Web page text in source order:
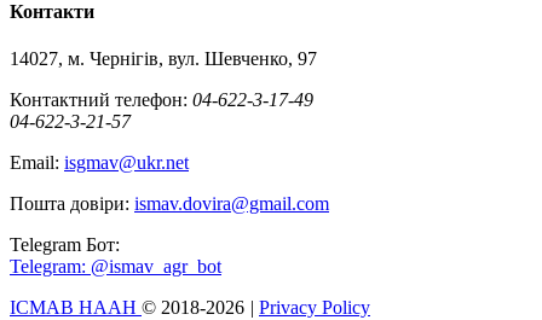
Контакти
14027, м. Чернігів, вул. Шевченко, 97
Контактний телефон: 04-622-3-17-49
04-622-3-21-57
Email: isgmav@ukr.net
Пошта довіри: ismav.dovira@gmail.com
Telegram Бот:
Telegram: @ismav_agr_bot
IСМАВ НААН © 2018-2026 | Privacy Policy